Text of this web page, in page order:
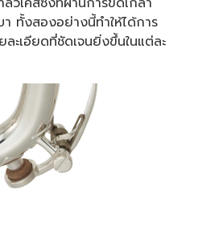
ทั้งสองอย่างนี้ทำให้ได้การ
ะเอียดที่ชัดเจนยิ่งขึ้นในแต่ละ